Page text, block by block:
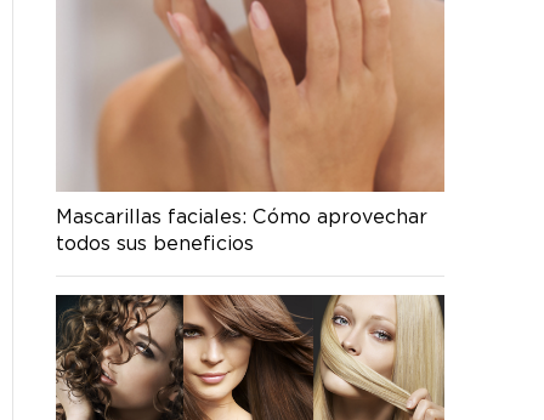
Mascarillas faciales: Cómo aprovechar
todos sus beneficios